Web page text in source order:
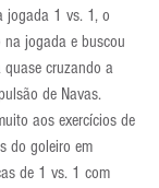
jogada 1 vs. 1, o
na jogada e buscou
quase cruzando a
de Navas.
aos exercícios de
do goleiro em
de 1 vs. 1 com